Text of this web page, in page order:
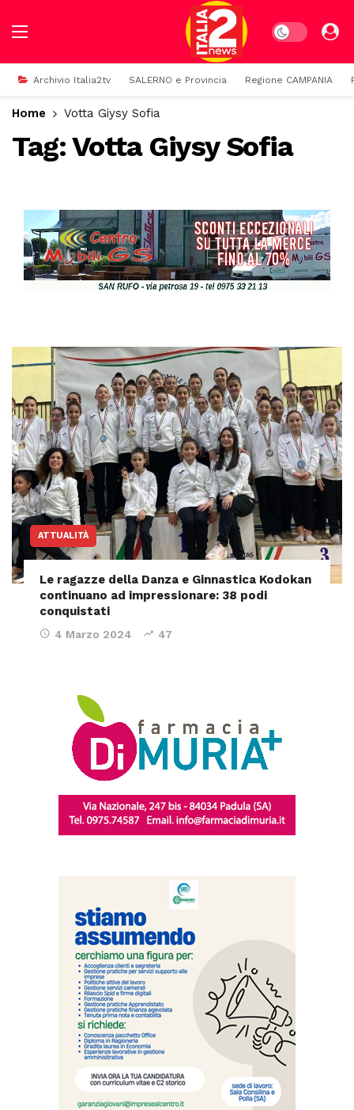
Dark mode
Archivio Italia2tv SALERNO e Provincia Regione CAMPANIA
Home Votta Giysy Sofia
Tag:Votta Giysy Sofia
ATTUALITÀ
Le ragazze della Danza e Ginnastica Kodokan
continuano ad impressionare: 38 podi
conquistati
4 Marzo 2024 47